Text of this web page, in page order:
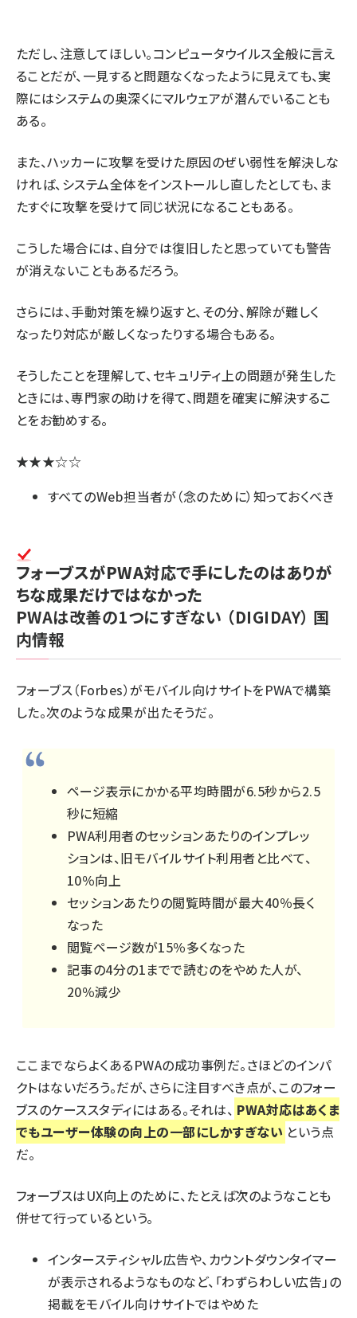
ただし、注意してほしい。コンピュータウイルス全般に言え
ることだが、一見すると問題なくなったように見えても、実
際にはシステムの奥深くにマルウェアが潜んでいることも
ある。
また、ハッカーに攻撃を受けた原因のぜい弱性を解決しな
ければ、システム全体をインストールし直したとしても、ま
たすぐに攻撃を受けて同じ状況になることもある。
こうした場合には、自分では復旧したと思っていても警告
が消えないこともあるだろう。
さらには、手動対策を繰り返すと、その分、解除が難しく
なったり対応が厳しくなったりする場合もある。
そうしたことを理解して、セキュリティ上の問題が発生した
ときには、専門家の助けを得て、問題を確実に解決するこ
とをお勧めする。
★★★☆☆
すべてのWeb担当者が（念のために）知っておくべき
フォーブスがPWA対応で手にしたのはありが
ちな成果だけではなかった
PWAは改善の1つにすぎない （DIGIDAY） 国
内情報
フォーブス（Forbes）がモバイル向けサイトをPWAで構築
した。次のような成果が出たそうだ。
ページ表示にかかる平均時間が6.5秒から2.5
秒に短縮
PWA利用者のセッションあたりのインプレッ
ションは、旧モバイルサイト利用者と比べて、
10％向上
セッションあたりの閲覧時間が最大40％長く
なった
閲覧ページ数が15％多くなった
記事の4分の1までで読むのをやめた人が、
20％減少
ここまでならよくあるPWAの成功事例だ。さほどのインパ
クトはないだろう。だが、さらに注目すべき点が、このフォー
ブスのケーススタディにはある。それは、 PWA対応はあくま
でもユーザー体験の向上の一部にしかすぎない という点
だ。
フォーブスはUX向上のために、たとえば次のようなことも
併せて行っているという。
インタースティシャル広告や、カウントダウンタイマー
が表示されるようなものなど、「わずらわしい広告」の
掲載をモバイル向けサイトではやめた